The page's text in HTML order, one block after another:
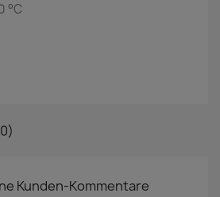
°C
Kunden-Kommentare